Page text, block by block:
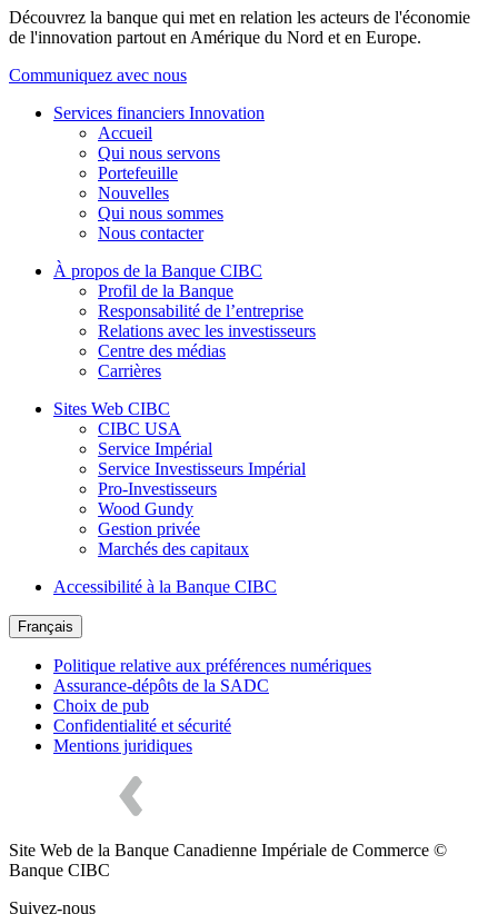
Découvrez la banque qui met en relation les acteurs de l'économie
de l'innovation partout en Amérique du Nord et en Europe.
Communiquez avec nous
Services financiers Innovation
Accueil
Qui nous servons
Portefeuille
Nouvelles
Qui nous sommes
Nous contacter
À propos de la Banque CIBC
Profil de la Banque
Responsabilité de l’entreprise
Relations avec les investisseurs
Centre des médias
Carrières
Sites Web CIBC
CIBC USA
Service Impérial
Service Investisseurs Impérial
Pro-Investisseurs
Wood Gundy
Gestion privée
Marchés des capitaux
Accessibilité à la Banque CIBC
Français
Politique relative aux préférences numériques
Assurance-dépôts de la SADC
Choix de pub
Confidentialité et sécurité
Mentions juridiques
Site Web de la Banque Canadienne Impériale de Commerce ©
Banque CIBC
Suivez-nous